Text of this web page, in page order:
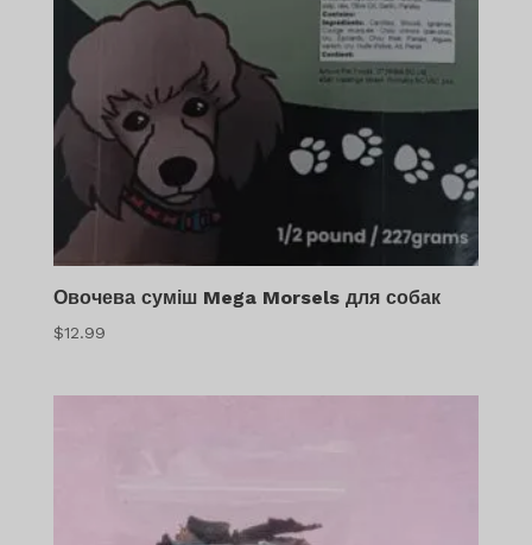
Овочева суміш Mega Morsels для собак
$12.99